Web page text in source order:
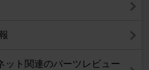
ット関連のパーツレビュー